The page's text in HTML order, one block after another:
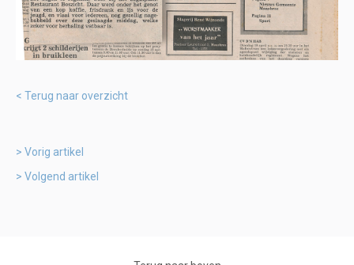
Terug naar overzicht
Vorig artikel
Volgend artikel